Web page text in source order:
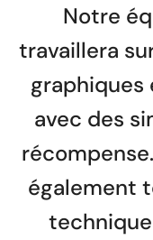
Notre
travaillera
graphiques
avec des
également